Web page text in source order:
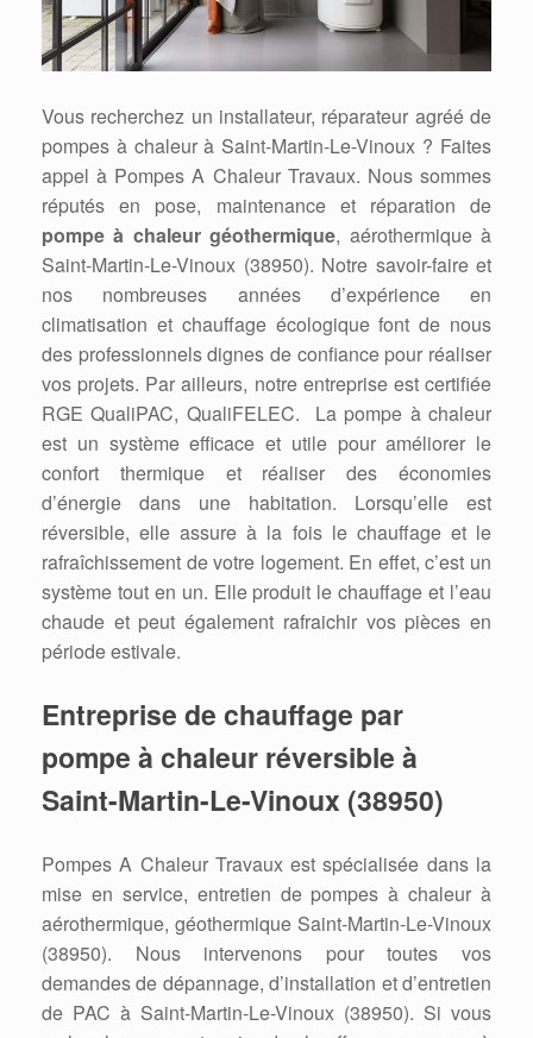
Vous recherchez un installateur, réparateur agréé de
pompes à chaleur à Saint-Martin-Le-Vinoux ? Faites
appel à Pompes A Chaleur Travaux. Nous sommes
réputés en pose, maintenance et réparation de
pompe à chaleur géothermique, aérothermique à
Saint-Martin-Le-Vinoux (38950). Notre savoir-faire et
nos nombreuses années d’expérience en
climatisation et chauffage écologique font de nous
des professionnels dignes de confiance pour réaliser
vos projets. Par ailleurs, notre entreprise est certifiée
RGE QualiPAC, QualiFELEC. La pompe à chaleur
est un système efficace et utile pour améliorer le
confort thermique et réaliser des économies
d’énergie dans une habitation. Lorsqu’elle est
réversible, elle assure à la fois le chauffage et le
rafraîchissement de votre logement. En effet, c’est un
système tout en un. Elle produit le chauffage et l’eau
chaude et peut également rafraichir vos pièces en
période estivale.
Entreprise de chauffage par
pompe à chaleur réversible à
Saint-Martin-Le-Vinoux (38950)
Pompes A Chaleur Travaux est spécialisée dans la
mise en service, entretien de pompes à chaleur à
aérothermique, géothermique Saint-Martin-Le-Vinoux
(38950). Nous intervenons pour toutes vos
demandes de dépannage, d’installation et d’entretien
de PAC à Saint-Martin-Le-Vinoux (38950). Si vous